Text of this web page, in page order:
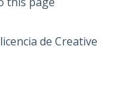
licencia de Creative